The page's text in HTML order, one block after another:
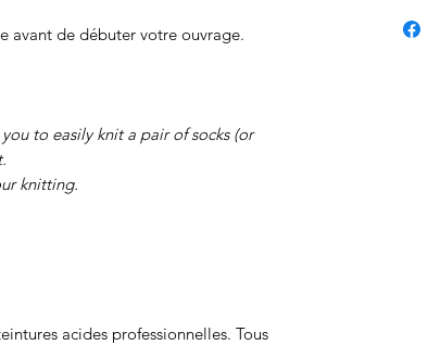
avant de débuter votre ouvrage.
to easily knit a pair of socks (or
knitting.
acides professionnelles. Tous